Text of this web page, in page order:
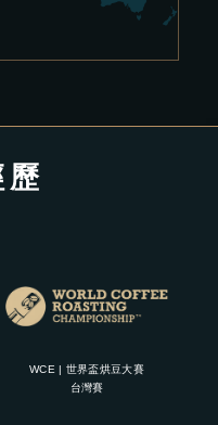
歷
WCE | 世界盃烘豆大賽
台灣賽